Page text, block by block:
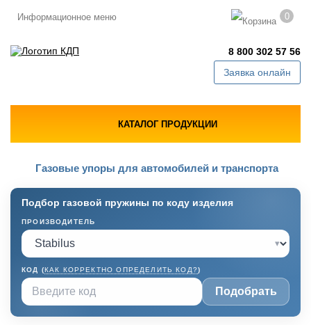
Информационное меню 0
8 800 302 57 56
Заявка онлайн
КАТАЛОГ ПРОДУКЦИИ
Газовые упоры для автомобилей и транспорта
Подбор газовой пружины по коду изделия
ПРОИЗВОДИТЕЛЬ
▾
КОД (КАК КОРРЕКТНО ОПРЕДЕЛИТЬ КОД?)
Подобрать